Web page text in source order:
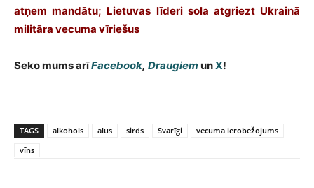
atņem mandātu; Lietuvas līderi sola atgriezt Ukrainā
militāra vecuma vīriešus
Seko mums arīFacebook, Draugiem unX!
TAGS alkohols alus sirds Svarīgi
vecuma ierobežojums
vīns